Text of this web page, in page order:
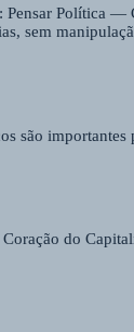
Pensar Política —
sem
são importantes
do